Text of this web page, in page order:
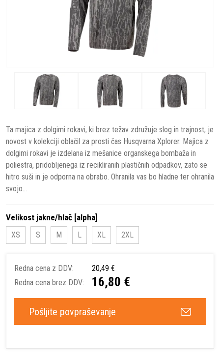
Ta majica z dolgimi rokavi, ki brez težav združuje slog in trajnost, je
novost v kolekciji oblačil za prosti čas Husqvarna Xplorer. Majica z
dolgimi rokavi je izdelana iz mešanice organskega bombaža in
poliestra, pridobljenega iz recikliranih plastičnih odpadkov, zato se
hitro suši in je odporna na obrabo. Ohranila vas bo hladne ter ohranila
svojo...
Velikost jakne/hlač [alpha]
XS S M L XL 2XL
Redna cena z DDV:
20,49 €
Redna cena brez DDV:
16,80 €
Pošljite povpraševanje